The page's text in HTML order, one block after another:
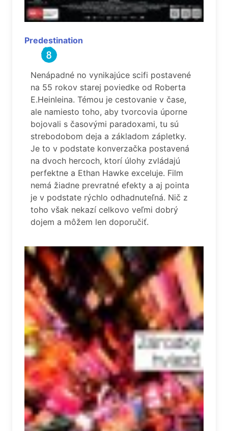
Predestination
Nenápadné no vynikajúce scifi postavené
na 55 rokov starej poviedke od Roberta
E.Heinleina. Témou je cestovanie v čase,
ale namiesto toho, aby tvorcovia úporne
bojovali s časovými paradoxami, tu sú
strebodobom deja a základom zápletky.
Je to v podstate konverzačka postavená
na dvoch hercoch, ktorí úlohy zvládajú
perfektne a Ethan Hawke exceluje. Film
nemá žiadne prevratné efekty a aj pointa
je v podstate rýchlo odhadnuteľná. Nič z
toho však nekazí celkovo veľmi dobrý
dojem a môžem len doporučiť.